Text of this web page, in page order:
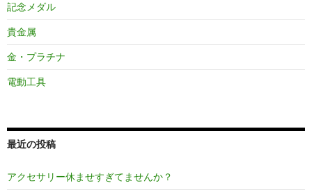
記念メダル
貴金属
金・プラチナ
電動工具
最近の投稿
アクセサリー休ませすぎてませんか？